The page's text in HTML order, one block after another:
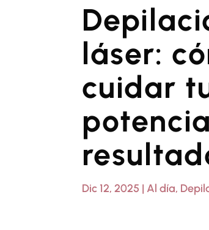
láser:
cuidar
Dic 12, 2025 | Al día,